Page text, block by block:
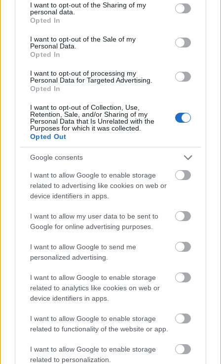
not limited to your visit or usage behaviour. You may click to
grant or deny consent to Google and its third-party tags to
use your data for below specified purposes in below Google
consent section.
I want to opt-out of the Sharing of my
personal data.
Opted In
I want to opt-out of the Sale of my
Personal Data.
Opted In
I want to opt-out of processing my
Personal Data for Targeted Advertising.
Opted In
I want to opt-out of Collection, Use,
Retention, Sale, and/or Sharing of my
Personal Data that Is Unrelated with the
Purposes for which it was collected.
Opted Out
Google consents
I want to allow Google to enable storage
related to advertising like cookies on web or
device identifiers in apps.
I want to allow my user data to be sent to
Google for online advertising purposes.
I want to allow Google to send me
personalized advertising.
I want to allow Google to enable storage
related to analytics like cookies on web or
device identifiers in apps.
I want to allow Google to enable storage
related to functionality of the website or app.
I want to allow Google to enable storage
related to personalization.
JJ MEGNYERTE AZ EUROVÍZIÓS DALFESZTIVÁLT,
MELYBEN A BUDAPEST SCORING ORCHESTRA IS
KÖZREMŰKÖDÖTT
„NEM TÖBB EZER EMBERRE UTAZUNK, HANEM
EGY VÁLOGATOTT TÁRSASÁGRA”
ITT A WHEN THE MUSIC’S OVER LEGÚJABB
SINGLE-JE: MOONLIGHT DRIVE
https://kulturpart.hu/api/trackback/id/7851902
Kommentek: